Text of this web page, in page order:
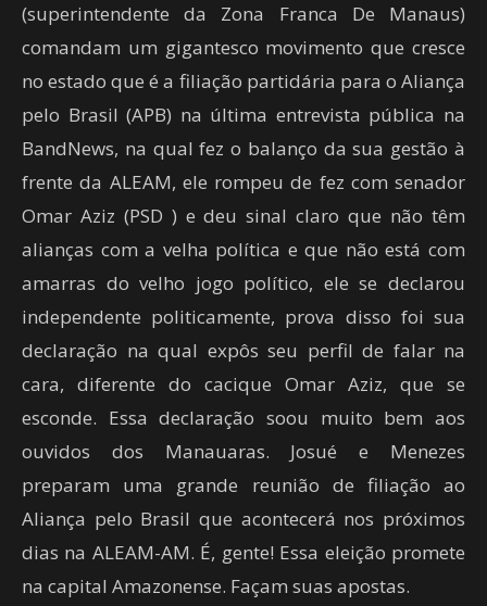
(superintendente da Zona Franca De Manaus)
comandam um gigantesco movimento que cresce
no estado que é a filiação partidária para o Aliança
pelo Brasil (APB) na última entrevista pública na
BandNews, na qual fez o balanço da sua gestão à
frente da ALEAM, ele rompeu de fez com senador
Omar Aziz (PSD ) e deu sinal claro que não têm
alianças com a velha política e que não está com
amarras do velho jogo político, ele se declarou
independente politicamente, prova disso foi sua
declaração na qual expôs seu perfil de falar na
cara, diferente do cacique Omar Aziz, que se
esconde. Essa declaração soou muito bem aos
ouvidos dos Manauaras. Josué e Menezes
preparam uma grande reunião de filiação ao
Aliança pelo Brasil que acontecerá nos próximos
dias na ALEAM-AM. É, gente! Essa eleição promete
na capital Amazonense. Façam suas apostas.